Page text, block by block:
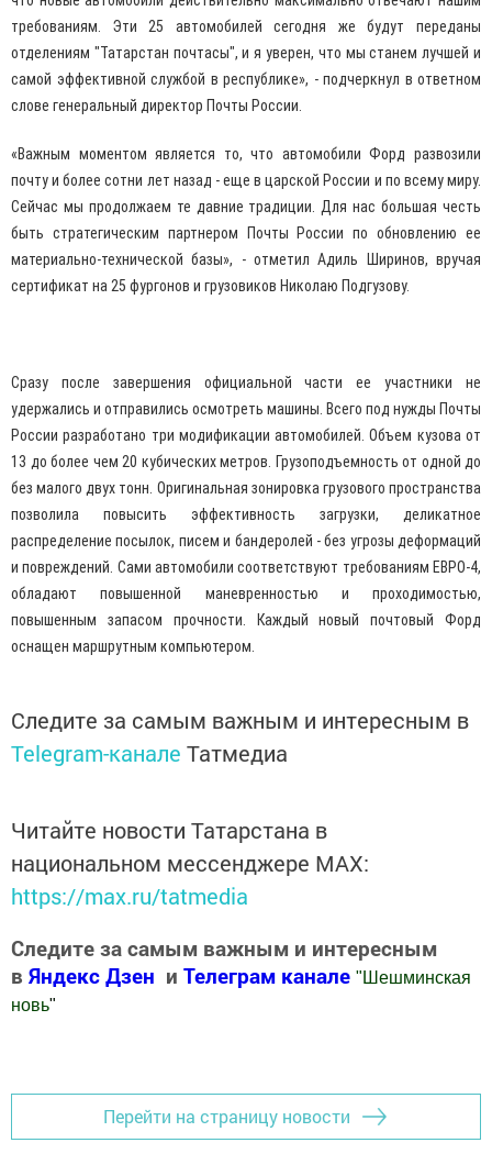
требованиям. Эти 25 автомобилей сегодня же будут переданы
отделениям "Татарстан почтасы", и я уверен, что мы станем лучшей и
самой эффективной службой в республике», - подчеркнул в ответном
слове генеральный директор Почты России.
«Важным моментом является то, что автомобили Форд развозили
почту и более сотни лет назад - еще в царской России и по всему миру.
Сейчас мы продолжаем те давние традиции. Для нас большая честь
быть стратегическим партнером Почты России по обновлению ее
материально-технической базы», - отметил Адиль Ширинов, вручая
сертификат на 25 фургонов и грузовиков Николаю Подгузову.
Сразу после завершения официальной части ее участники не
удержались и отправились осмотреть машины. Всего под нужды Почты
России разработано три модификации автомобилей. Объем кузова от
13 до более чем 20 кубических метров. Грузоподъемность от одной до
без малого двух тонн. Оригинальная зонировка грузового пространства
позволила повысить эффективность загрузки, деликатное
распределение посылок, писем и бандеролей - без угрозы деформаций
и повреждений. Сами автомобили соответствуют требованиям ЕВРО-4,
обладают повышенной маневренностью и проходимостью,
повышенным запасом прочности. Каждый новый почтовый Форд
оснащен маршрутным компьютером.
Следите за самым важным и интересным в
Telegram-канале Татмедиа
Читайте новости Татарстана в
национальном мессенджере MАХ:
https://max.ru/tatmedia
Следите за самым важным и интересным
в Яндекс Дзен и Телеграм канале " Шешминская
новь"
Перейти на страницу новости